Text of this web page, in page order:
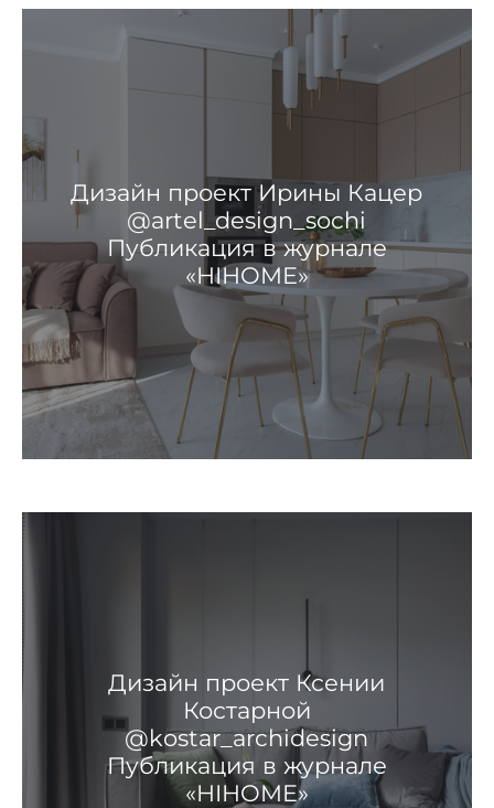
Дизайн проект Ирины Кацер
@artel_design_sochi
Публикация в журнале
«HIHOME»
Дизайн проект Ксении
Костарной
@kostar_archidesign
Публикация в журнале
«HIHOME»